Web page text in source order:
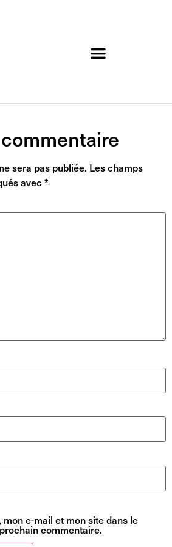
sera pas publiée. Les champs
avec *
e-mail et mon site dans le
commentaire.